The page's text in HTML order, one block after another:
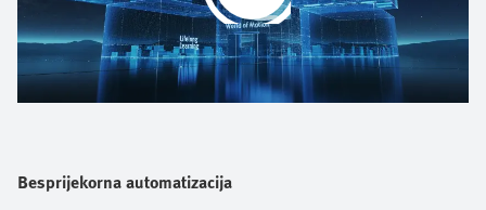
Video
Besprijekorna automatizacija